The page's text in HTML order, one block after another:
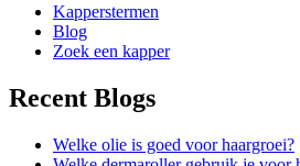
Kapperstermen
Blog
Zoek een kapper
Recent Blogs
Welke olie is goed voor haargroei?